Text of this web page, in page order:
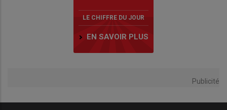
LE CHIFFRE DU JOUR
EN SAVOIR PLUS
Publicité